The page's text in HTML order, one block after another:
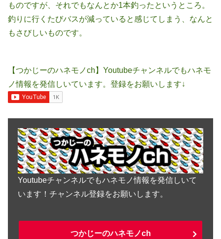
ものですが、それでもなんとか1本釣ったというところ。
釣りに行くたびバスが減っていると感じてしまう、なんと
もさびしいものです。
【つかじーのハネモノch】Youtubeチャンネルでもハネモ
ノ情報を発信しいています。登録をお願いします↓
Youtubeチャンネルでもハネモノ情報を発信しいて
います！チャンネル登録をお願いします。
つかじーのハネモノch